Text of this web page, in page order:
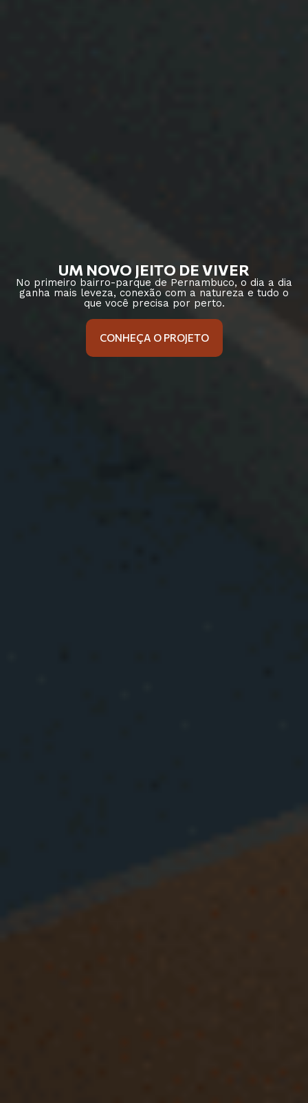
UM NOVO JEITO DE VIVER
No primeiro bairro-parque de Pernambuco, o dia a dia
ganha mais leveza, conexão com a natureza e tudo o
que você precisa por perto.
CONHEÇA O PROJETO